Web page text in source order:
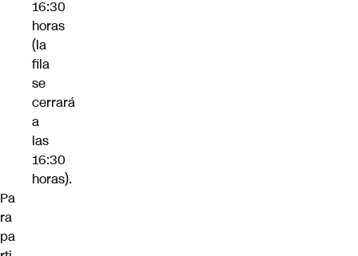
16:30
horas
(la
fila
se
cerrará
a
las
16:30
horas).
Pa
ra
pa